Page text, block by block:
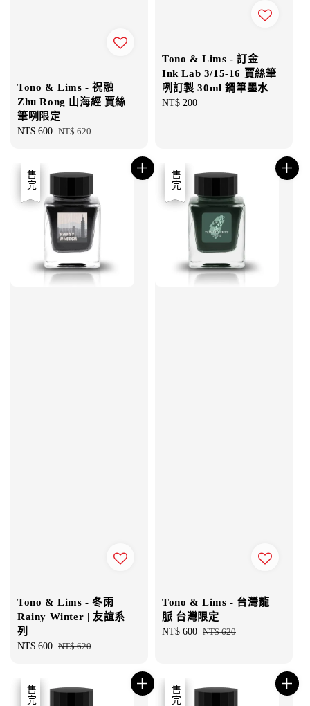
Tono & Lims - 祝融
Zhu Rong 山海經 賈絲
筆咧限定
Sale
NT$ 600 Regular
NT$ 620
Tono & Lims - 訂金
Ink Lab 3/15-16 賈絲筆
咧訂製 30ml 鋼筆墨水
Regular
NT$ 200
優惠
售完
Tono & Lims - 冬雨
Rainy Winter | 友誼系
列
Sale
NT$ 600 Regular
NT$ 620
優惠
售完
Tono & Lims - 台灣龍
脈 台灣限定
Sale
NT$ 600 Regular
NT$ 620
優惠
售完 優惠
售完